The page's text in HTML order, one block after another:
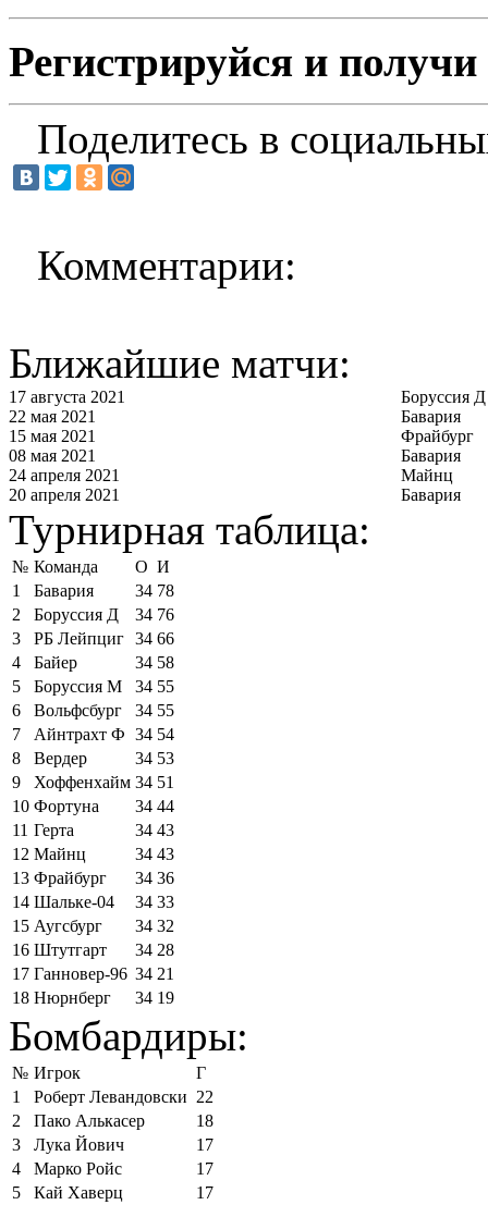
Регистрируйся и
Поделитесь в
Комментарии:
Ближайшие матчи:
17 августа 2021
Боруссия Д
22 мая 2021
Бавария
15 мая 2021
Фрайбург
08 мая 2021
Бавария
24 апреля 2021
Майнц
20 апреля 2021
Бавария
Турнирная таблица:
№ Команда О И
1
Бавария 34 78
2
Боруссия Д 34 76
3
РБ Лейпциг 34 66
4
Байер 34 58
5
Боруссия М 34 55
6
Вольфсбург 34 55
7
Айнтрахт Ф 34 54
8
Вердер 34 53
9
Хоффенхайм 34 51
10 Фортуна 34 44
11 Герта 34 43
12 Майнц 34 43
13 Фрайбург 34 36
14 Шальке-04 34 33
15 Аугсбург 34 32
16 Штутгарт 34 28
17 Ганновер-96 34 21
18 Нюрнберг 34 19
Бомбардиры:
№ Игрок
Г
1
Роберт Левандовски 22
2
Пако Алькасер
18
3
Лука Йович
17
4
Марко Ройс
17
5
Кай Хаверц
17